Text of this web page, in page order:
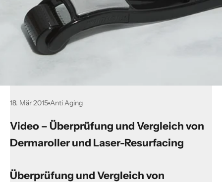
18. Mär 2015 Anti Aging
Video – Überprüfung und Vergleich von
Dermaroller und Laser-Resurfacing
Überprüfung und Vergleich von